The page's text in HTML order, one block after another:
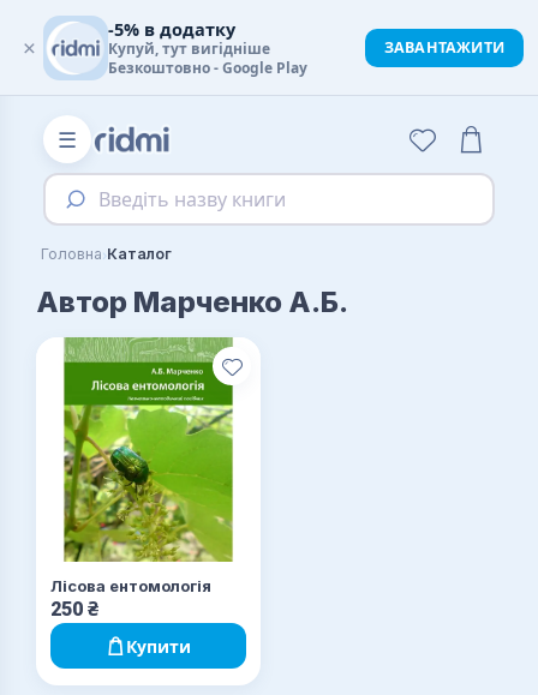
☰
Введіть назву книги
Головна›Каталог
Автор Марченко А.Б.
Лісова ентомологія
250 ₴
Купити
×
-5% в додатку
Купуй, тут вигідніше
Безкоштовно - Google Play
ЗАВАНТАЖИТИ